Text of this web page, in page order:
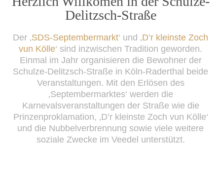
content
Delitzsch-Straße
Der ‚SDS-Septembermarkt‘ und ‚D’r kleinste Zoch
vun Kölle‘ sind inzwischen Tradition geworden.
Einmal im Jahr organisieren die Bewohner der
Schulze-Delitzsch-Straße in Köln-Raderthal beide
Veranstaltungen. Mit den Erlösen des
‚Septembermarktes‘ werden die
Karnevalsveranstaltungen der Straße wie die
Prinzenproklamation, ‚D’r kleinste Zoch vun Kölle‘
und die Nubbelverbrennung sowie viele weitere
soziale Zwecke im Veedel unterstützt.